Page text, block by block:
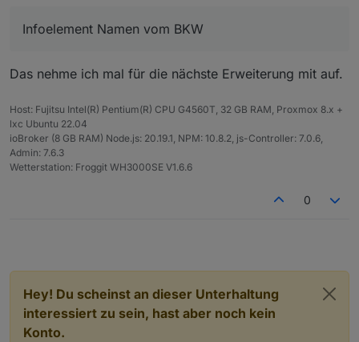
Infoelement Namen vom BKW
Das nehme ich mal für die nächste Erweiterung mit auf.
Host: Fujitsu Intel(R) Pentium(R) CPU G4560T, 32 GB RAM, Proxmox 8.x +
lxc Ubuntu 22.04
ioBroker (8 GB RAM) Node.js: 20.19.1, NPM: 10.8.2, js-Controller: 7.0.6,
Admin: 7.6.3
Wetterstation: Froggit WH3000SE V1.6.6
0
Hey! Du scheinst an dieser Unterhaltung
interessiert zu sein, hast aber noch kein
Konto.